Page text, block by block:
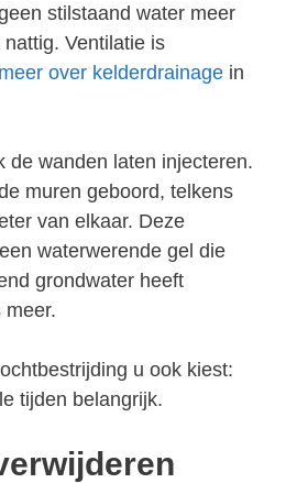
stilstaand water meer
Ventilatie is
meer over kelderdrainage in
de wanden laten injecteren.
muren geboord, telkens
van elkaar. Deze
waterwerende gel die
grondwater heeft
meer.
u ook kiest:
tijden belangrijk.